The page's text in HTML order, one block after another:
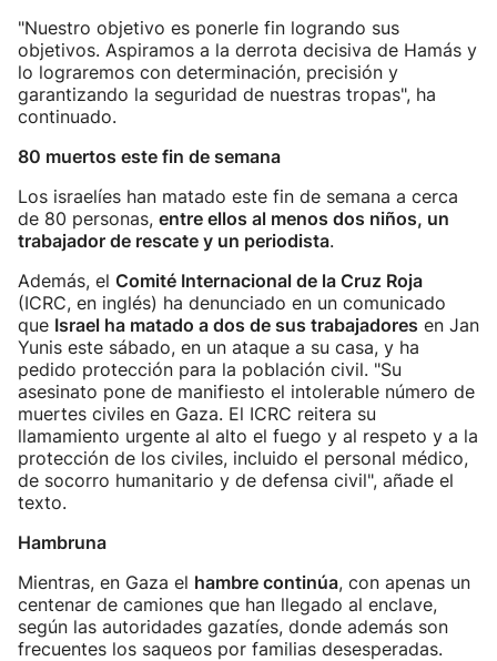
"Nuestro objetivo es ponerle fin logrando sus
objetivos. Aspiramos a la derrota decisiva de Hamás y
lo lograremos con determinación, precisión y
garantizando la seguridad de nuestras tropas", ha
continuado.
80 muertos este fin de semana
Los israelíes han matado este fin de semana a cerca
de 80 personas, entre ellos al menos dos niños, un
trabajador de rescate y un periodista.
Además, el Comité Internacional de la Cruz Roja
(ICRC, en inglés) ha denunciado en un comunicado
que Israel ha matado a dos de sus trabajadores en Jan
Yunis este sábado, en un ataque a su casa, y ha
pedido protección para la población civil. "Su
asesinato pone de manifiesto el intolerable número de
muertes civiles en Gaza. El ICRC reitera su
llamamiento urgente al alto el fuego y al respeto y a la
protección de los civiles, incluido el personal médico,
de socorro humanitario y de defensa civil", añade el
texto.
Hambruna
Mientras, en Gaza el hambre continúa, con apenas un
centenar de camiones que han llegado al enclave,
según las autoridades gazatíes, donde además son
frecuentes los saqueos por familias desesperadas.